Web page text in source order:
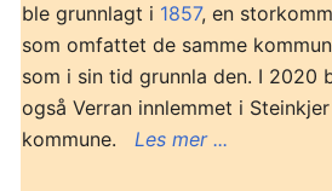
ble grunnlagt i 1857, en
som omfattet de samme
som i sin tid grunnla den. I 2020
også Verran innlemmet i Steinkjer
kommune. Les mer ...